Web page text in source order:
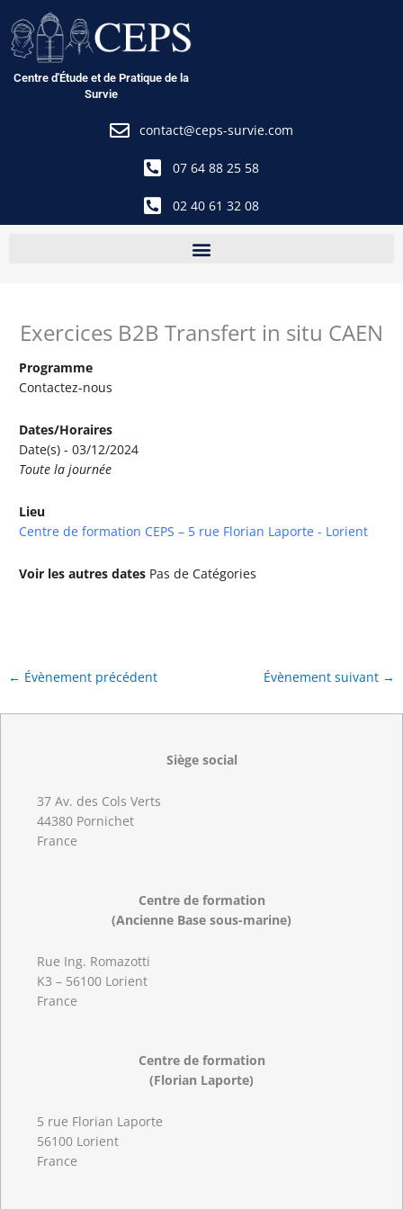
au
contenu
Centre d'Étude et de Pratique de la
Survie
contact@ceps-survie.com
07 64 88 25 58
02 40 61 32 08
Exercices B2B Transfert in situ CAEN
Programme
Contactez-nous
Dates/Horaires
Date(s) - 03/12/2024
Toute la journée
Lieu
Centre de formation CEPS – 5 rue Florian Laporte - Lorient
Voir les autres dates Pas de Catégories
← Évènement précédent Évènement suivant →
Siège social
37 Av. des Cols Verts
44380 Pornichet
France
Centre de formation
(Ancienne Base sous-marine)
Rue Ing. Romazotti
K3 – 56100 Lorient
France
Centre de formation
(Florian Laporte)
5 rue Florian Laporte
56100 Lorient
France